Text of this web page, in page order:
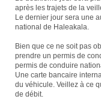
après les trajets de la
Le dernier jour sera une
national de Haleakala.
Bien que ce ne soit pas
prendre un permis de
permis de conduire
Une carte bancaire
du véhicule. Veillez à ce
de débit.